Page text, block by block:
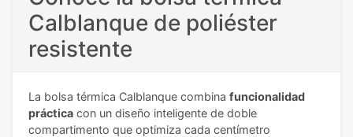
Calblanque de poliéster
resistente
La bolsa térmica Calblanque combina funcionalidad
práctica con un diseño inteligente de doble
compartimento que optimiza cada centímetro